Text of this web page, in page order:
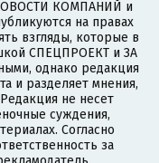
КОМПАНИЙ и
на правах
взгляды, которые в
СПЕЦПРОЕКТ и ЗА
однако редакция
и разделяет мнения,
не несет
суждения,
Согласно
за